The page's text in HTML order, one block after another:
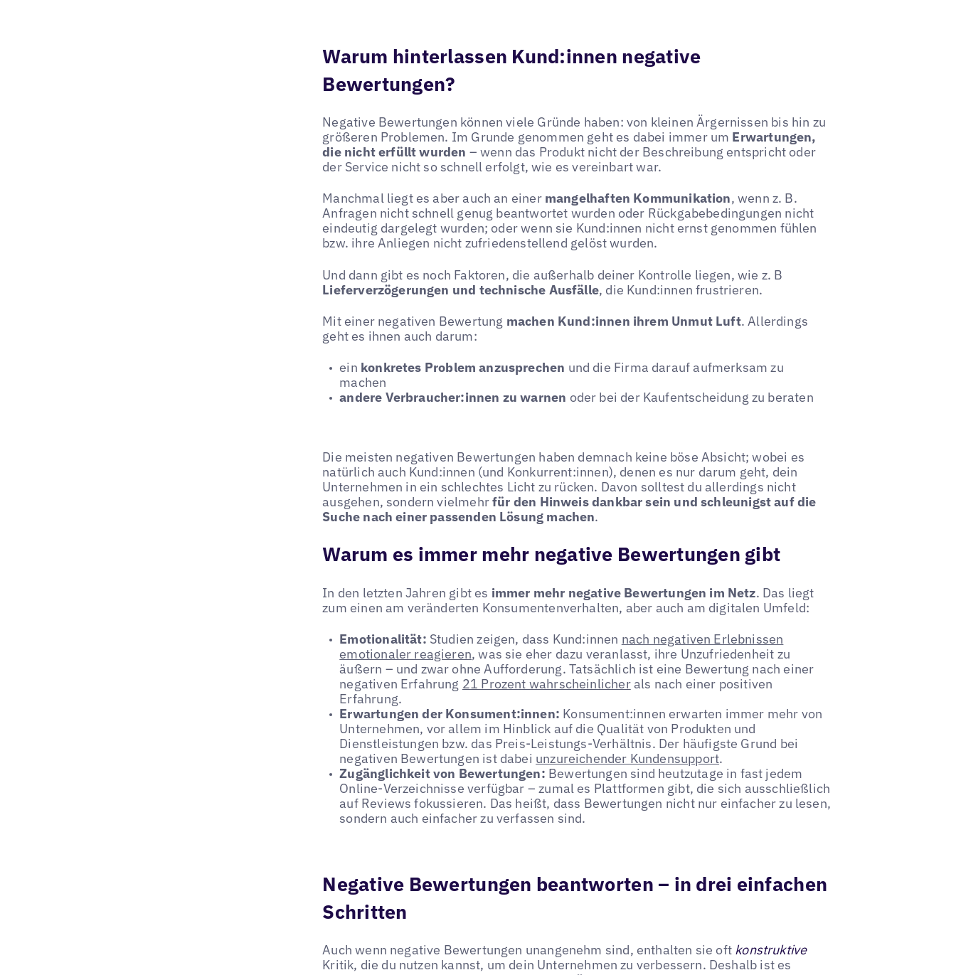
Warum hinterlassen Kund:innen negative
Bewertungen?
Negative Bewertungen können viele Gründe haben: von kleinen Ärgernissen bis hin zu
größeren Problemen. Im Grunde genommen geht es dabei immer um Erwartungen,
die nicht erfüllt wurden – wenn das Produkt nicht der Beschreibung entspricht oder
der Service nicht so schnell erfolgt, wie es vereinbart war.
Manchmal liegt es aber auch an einer mangelhaften Kommunikation, wenn z. B.
Anfragen nicht schnell genug beantwortet wurden oder Rückgabebedingungen nicht
eindeutig dargelegt wurden; oder wenn sie Kund:innen nicht ernst genommen fühlen
bzw. ihre Anliegen nicht zufriedenstellend gelöst wurden.
Und dann gibt es noch Faktoren, die außerhalb deiner Kontrolle liegen, wie z. B
Lieferverzögerungen und technische Ausfälle, die Kund:innen frustrieren.
Mit einer negativen Bewertung machen Kund:innen ihrem Unmut Luft. Allerdings
geht es ihnen auch darum:
ein konkretes Problem anzusprechen und die Firma darauf aufmerksam zu
machen
andere Verbraucher:innen zu warnen oder bei der Kaufentscheidung zu beraten
Die meisten negativen Bewertungen haben demnach keine böse Absicht; wobei es
natürlich auch Kund:innen (und Konkurrent:innen), denen es nur darum geht, dein
Unternehmen in ein schlechtes Licht zu rücken. Davon solltest du allerdings nicht
ausgehen, sondern vielmehrfür den Hinweis dankbar sein und schleunigst auf die
Suche nach einer passenden Lösung machen.
Warum es immer mehr negative Bewertungen gibt
In den letzten Jahren gibt es immer mehr negative Bewertungen im Netz. Das liegt
zum einen am veränderten Konsumentenverhalten, aber auch am digitalen Umfeld:
Emotionalität: Studien zeigen, dass Kund:innen nach negativen Erlebnissen
emotionaler reagieren, was sie eher dazu veranlasst, ihre Unzufriedenheit zu
äußern – und zwar ohne Aufforderung. Tatsächlich ist eine Bewertung nach einer
negativen Erfahrung 21 Prozent wahrscheinlicherals nach einer positiven
Erfahrung.
Erwartungen der Konsument:innen: Konsument:innen erwarten immer mehr von
Unternehmen, vor allem im Hinblick auf die Qualität von Produkten und
Dienstleistungen bzw. das Preis-Leistungs-Verhältnis. Der häufigste Grund bei
negativen Bewertungen ist dabei unzureichender Kundensupport.
Zugänglichkeit von Bewertungen: Bewertungen sind heutzutage in fast jedem
Online-Verzeichnisse verfügbar – zumal es Plattformen gibt, die sich ausschließlich
auf Reviews fokussieren. Das heißt, dass Bewertungen nicht nur einfacher zu lesen,
sondern auch einfacher zu verfassen sind.
Negative Bewertungen beantworten – in drei einfachen
Schritten
Auch wenn negative Bewertungen unangenehm sind, enthalten sie oft konstruktive
Kritik, die du nutzen kannst, um dein Unternehmen zu verbessern. Deshalb ist es